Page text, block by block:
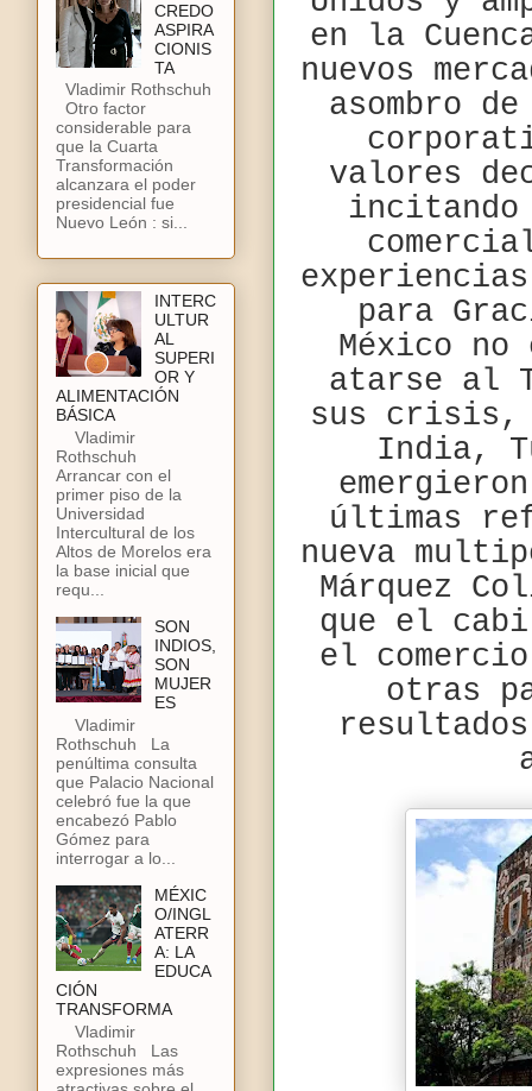
en la
nuevos
asombro
valores
para
México
atarse al
sus crisis,
India,
últimas
nueva
Márquez
que el
el
otras
CREDO
ASPIRA
CIONIS
TA
Vladimir Rothschuh
Otro factor
considerable para
que la Cuarta
Transformación
alcanzara el poder
presidencial fue
Nuevo León : si...
INTERC
ULTUR
AL
SUPERI
OR Y
ALIMENTACIÓN
BÁSICA
Vladimir
Rothschuh
Arrancar con el
primer piso de la
Universidad
Intercultural de los
Altos de Morelos era
la base inicial que
requ...
SON
INDIOS,
SON
MUJER
ES
Vladimir
Rothschuh La
penúltima consulta
que Palacio Nacional
celebró fue la que
encabezó Pablo
Gómez para
interrogar a lo...
MÉXIC
O/INGL
ATERR
A: LA
EDUCA
CIÓN
TRANSFORMA
Vladimir
Rothschuh Las
expresiones más